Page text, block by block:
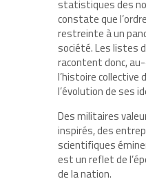
statistiques des
constate que
restreinte à un
société. Les listes
racontent donc,
l’histoire collective
l’évolution de ses
Des militaires
inspirés, des
scientifiques
est un reflet de
de la nation.